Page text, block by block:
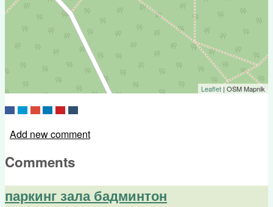
Leaflet | OSM Mapnik
Add new comment
Comments
паркинг зала бадминтон